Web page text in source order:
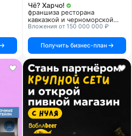
Чё? Харчо!
франшиза ресторана
кавказкой и черноморской
кухни
Вложения от 150 000 000 ₽
Получить бизнес-план